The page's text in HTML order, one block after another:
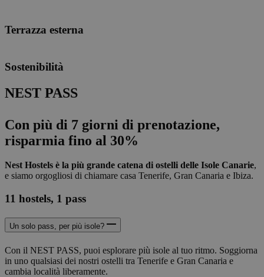
Terrazza esterna
Sostenibilità
NEST PASS
Con più di 7 giorni di prenotazione,
risparmia fino al 30%
Nest Hostels è la più grande catena di ostelli delle Isole Canarie,
e siamo orgogliosi di chiamare casa Tenerife, Gran Canaria e Ibiza.
11 hostels, 1 pass
Un solo pass, per più isole?
Con il NEST PASS, puoi esplorare più isole al tuo ritmo. Soggiorna
in uno qualsiasi dei nostri ostelli tra Tenerife e Gran Canaria e
cambia località liberamente.